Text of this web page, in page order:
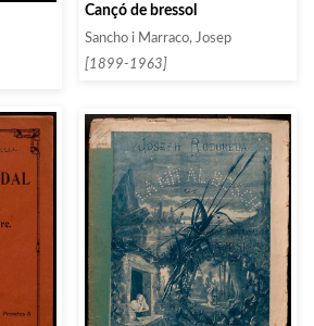
Cançó de bressol
Sancho i Marraco, Josep
[1899-1963]